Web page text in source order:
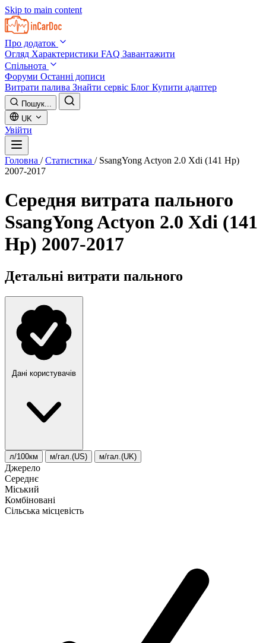
Skip to main content
Про додаток
Огляд Характеристики FAQ Завантажити
Спільнота
Форуми Останні дописи
Витрати палива Знайти сервіс Блог Купити адаптер
Пошук...
UK
Увійти
Головна / Статистика / SsangYong Actyon 2.0 Xdi (141 Hp)
2007-2017
Середня витрата пального
SsangYong Actyon 2.0 Xdi (141
Hp) 2007-2017
Детальні витрати пального
Дані користувачів
л/100км м/гал.(US) м/гал.(UK)
Джерело
Середнє
Міський
Комбіновані
Сільська місцевість